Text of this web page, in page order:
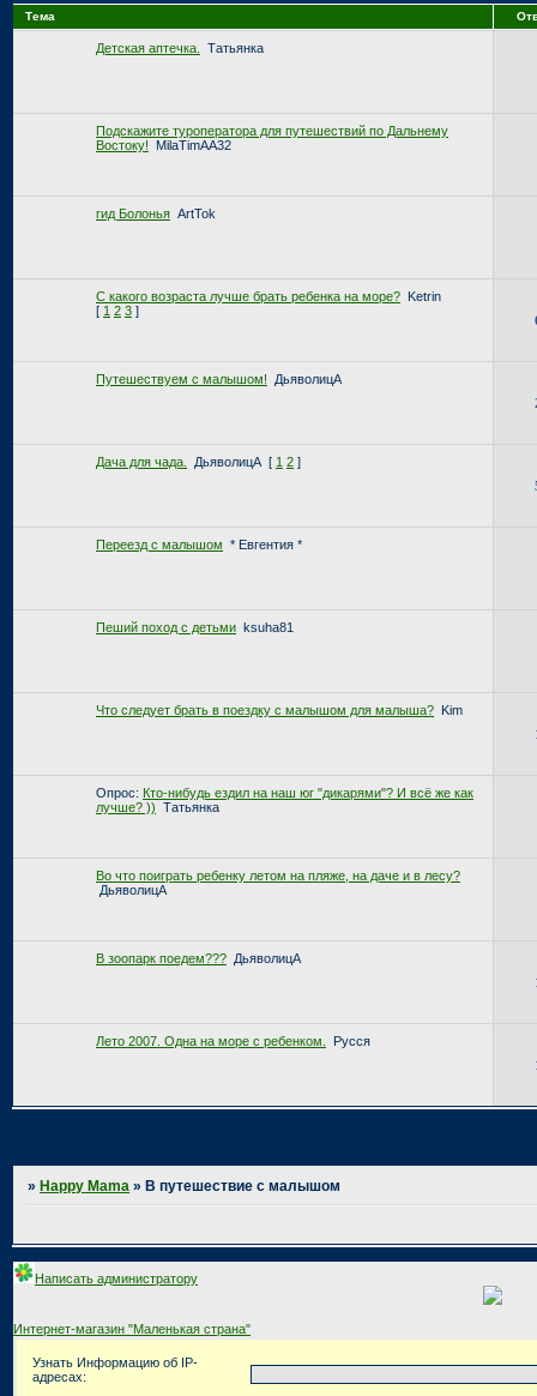
Тема
Детская аптечка. Татьянка
Подскажите туроператора для путешествий по Дальнему
Востоку!
MilaTimАА32
гид Болонья ArtTok
С какого возраста лучше брать ребенка на море? Ketrin
[ 1 2 3 ]
Путешествуем с малышом!
ДьяволицА
Дача для чада. ДьяволицА [ 1 2 ]
Переезд с малышом * Евгентия *
Пеший поход с детьми ksuha81
Что следует брать в поездку с малышом для малыша? Kim
Опрос: Кто-нибудь ездил на наш юг "дикарями"? И всё же как
лучше? )) Татьянка
Во что поиграть ребенку летом на пляже, на даче и в лесу?
ДьяволицА
В зоопарк поедем??? ДьяволицА
Лето 2007. Одна на море с ребенком.
Русся
» Happy Mama » В путешествие с малышом
Написать администратору
Интернет-магазин "Маленькая страна"
Узнать Информацию об IP-
адресах: